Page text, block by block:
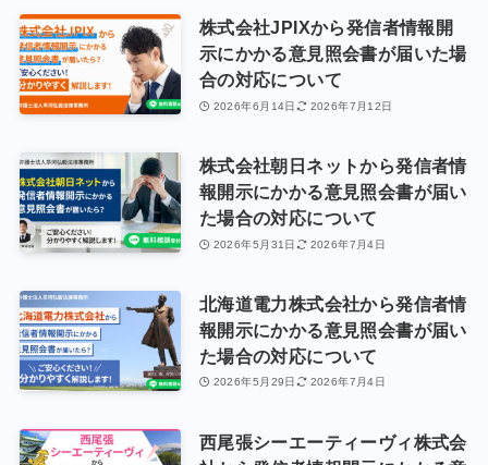
株式会社JPIXから発信者情報開
示にかかる意見照会書が届いた場
合の対応について
2026年6月14日 2026年7月12日
株式会社朝日ネットから発信者情
報開示にかかる意見照会書が届い
た場合の対応について
2026年5月31日 2026年7月4日
北海道電力株式会社から発信者情
報開示にかかる意見照会書が届い
た場合の対応について
2026年5月29日 2026年7月4日
西尾張シーエーティーヴィ株式会